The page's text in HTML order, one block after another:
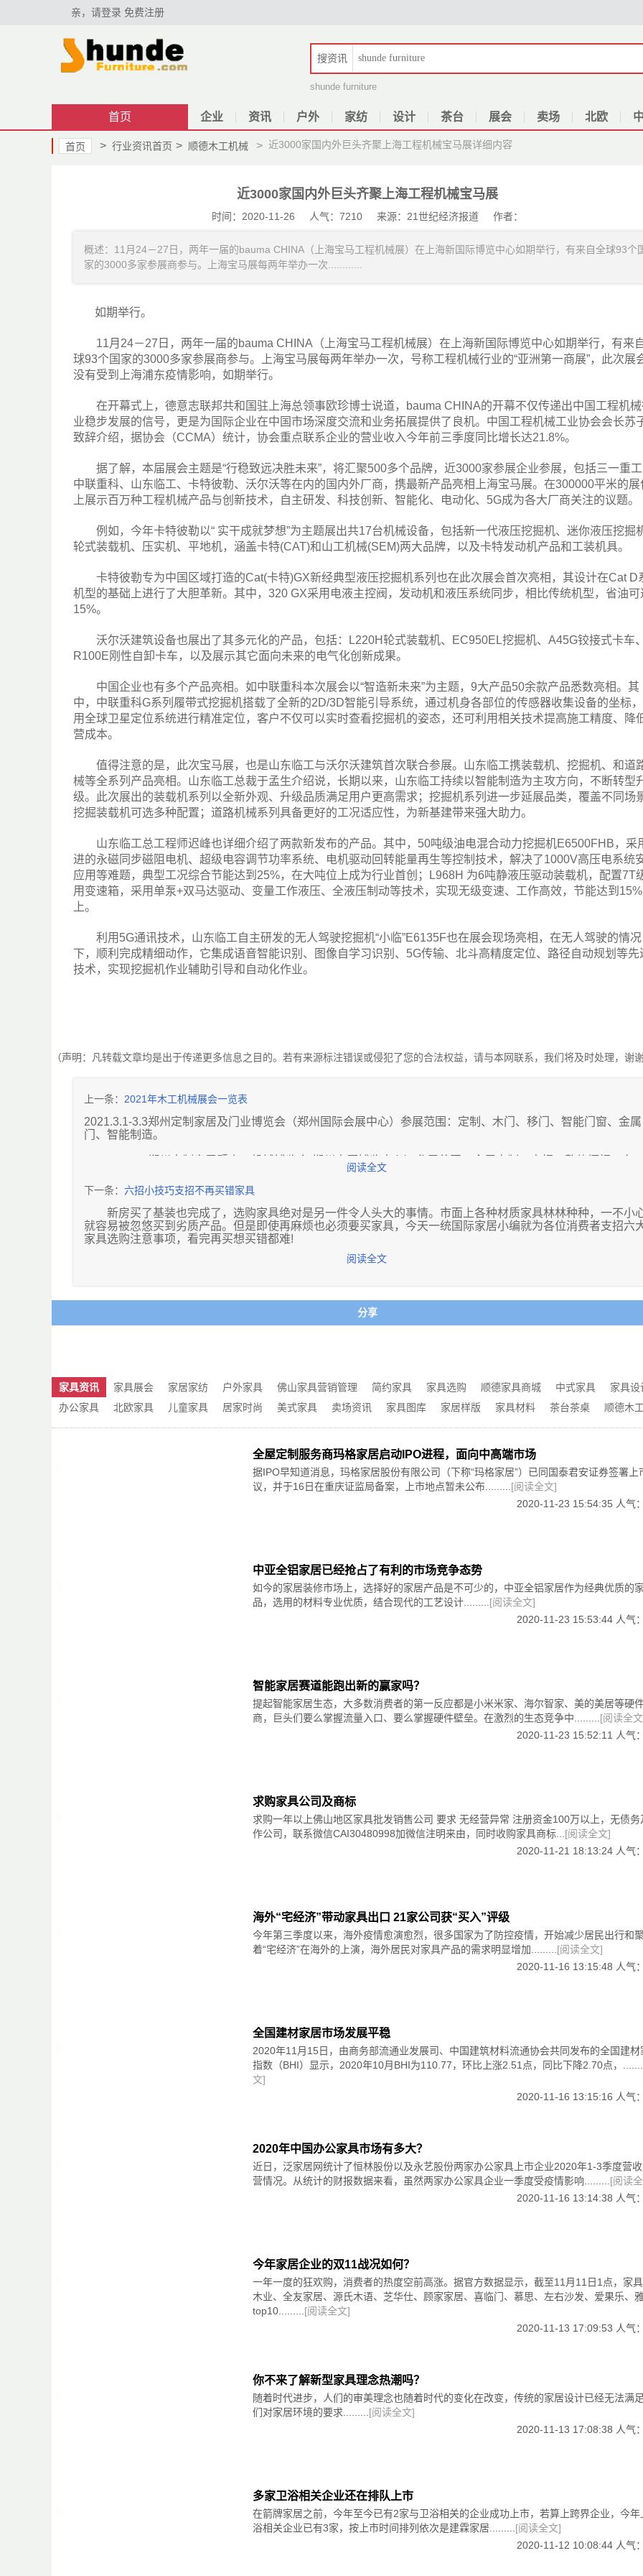
亲，请登录 免费注册
搜资讯
shunde furniture
首页 企业 资讯 户外 家纺 设计 茶台 展会 卖场 北欧
首页 > 行业资讯首页 > 顺德木工机械 > 近3000家国内外巨头齐聚上海工程机械宝马展详细内容
近3000家国内外巨头齐聚上海工程机械宝马展
时间：2020-11-26 人气：7210 来源：21世纪经济报道 作者：
概述：11月24－27日，两年一届的bauma CHINA（上海宝马工程机械展）在上海新国际博览中心如期举行，有来自全球93个
家的3000多家参展商参与。上海宝马展每两年举办一次............
如期举行。
11月24－27日，两年一届的bauma CHINA（上海宝马工程机械展）在上海新国际博览中心如期举行，有来
球93个国家的3000多家参展商参与。上海宝马展每两年举办一次，号称工程机械行业的“亚洲第一商展”，此次展
没有受到上海浦东疫情影响，如期举行。
在开幕式上，德意志联邦共和国驻上海总领事欧珍博士说道，bauma CHINA的开幕不仅传递出中国工程机
业稳步发展的信号，更是为国际企业在中国市场深度交流和业务拓展提供了良机。中国工程机械工业协会会长苏
致辞介绍，据协会（CCMA）统计，协会重点联系企业的营业收入今年前三季度同比增长达21.8%。
据了解，本届展会主题是“行稳致远决胜未来”，将汇聚500多个品牌，近3000家参展企业参展，包括三一重工
中联重科、山东临工、卡特彼勒、沃尔沃等在内的国内外厂商，携最新产品亮相上海宝马展。在300000平米的展
上展示百万种工程机械产品与创新技术，自主研发、科技创新、智能化、电动化、5G成为各大厂商关注的议题。
例如，今年卡特彼勒以“ 实干成就梦想”为主题展出共17台机械设备，包括新一代液压挖掘机、迷你液压挖掘
轮式装载机、压实机、平地机，涵盖卡特(CAT)和山工机械(SEM)两大品牌，以及卡特发动机产品和工装机具。
卡特彼勒专为中国区域打造的Cat(卡特)GX新经典型液压挖掘机系列也在此次展会首次亮相，其设计在Cat D
机型的基础上进行了大胆革新。其中，320 GX采用电液主控阀，发动机和液压系统同步，相比传统机型，省油可
15%。
沃尔沃建筑设备也展出了其多元化的产品，包括：L220H轮式装载机、EC950EL挖掘机、A45G铰接式卡车、
R100E刚性自卸卡车，以及展示其它面向未来的电气化创新成果。
中国企业也有多个产品亮相。如中联重科本次展会以“智造新未来”为主题，9大产品50余款产品悉数亮相。其
中，中联重科G系列履带式挖掘机搭载了全新的2D/3D智能引导系统，通过机身各部位的传感器收集设备的坐标，
用全球卫星定位系统进行精准定位，客户不仅可以实时查看挖掘机的姿态，还可利用相关技术提高施工精度、降
营成本。
值得注意的是，此次宝马展，也是山东临工与沃尔沃建筑首次联合参展。山东临工携装载机、挖掘机、和道
械等全系列产品亮相。山东临工总裁于孟生介绍说，长期以来，山东临工持续以智能制造为主攻方向，不断转型
级。此次展出的装载机系列以全新外观、升级品质满足用户更高需求；挖掘机系列进一步延展品类，覆盖不同场
挖掘装载机可选多种配置；道路机械系列具备更好的工况适应性，为新基建带来强大助力。
山东临工总工程师迟峰也详细介绍了两款新发布的产品。其中，50吨级油电混合动力挖掘机E6500FHB，采
进的永磁同步磁阻电机、超级电容调节功率系统、电机驱动回转能量再生等控制技术，解决了1000V高压电系统
应用等难题，典型工况综合节能达到25%，在大吨位上成为行业首创；L968H 为6吨静液压驱动装载机，配置7T
用变速箱，采用单泵+双马达驱动、变量工作液压、全液压制动等技术，实现无级变速、工作高效，节能达到15%
上。
利用5G通讯技术，山东临工自主研发的无人驾驶挖掘机“小临”E6135F也在展会现场亮相，在无人驾驶的情况
下，顺利完成精细动作，它集成语音智能识别、图像自学习识别、5G传输、北斗高精度定位、路径自动规划等先
技术，实现挖掘机作业辅助引导和自动化作业。
（声明：凡转载文章均是出于传递更多信息之目的。若有来源标注错误或侵犯了您的合法权益，请与本网联系，我们将及时处理，谢谢
上一条： 2021年木工机械展会一览表
2021.3.1-3.3郑州定制家居及门业博览会（郑州国际会展中心）参展范围：定制、木门、移门、智能门窗、金属
门、智能制造。
2021.3.7-3.9郑州定制家居暨木工机械博览会(郑州中原博览中心）参展范围：全屋定制、衣柜、整体橱柜、台
面、人造石台面、衣柜系统五金配件、木工机械及配料。
2021.3.13-3.16中国（北京）国际建筑装饰及材料博览会（北京中国国际展览中心.新馆）参展范围：集成顶墙及
全屋整装、全屋定制家具及装饰艺术玻璃、整体厨房及橱柜配材、厨电配材、木工机械、智能晾衣、自动门、
动门、智能门及门禁系统、特种门窗、驱动控制、装配式房屋、建筑遮阳、五金配件、设备类、新型建材。
2021.3.18-3.20山西建博会（中国“太原”煤炭交易中心）参展范围：装饰材料、全屋定制、装配式装修类、墙饰
材料、天花吊顶、厨卫用品、管材管件、灯饰照明、机械类、门业产品类、智能家居类。
定制家具与木门馆、高端入户与非门木门馆、智能家居、五金涂料、新材料、新技术、智能造机械设备馆。
2021.3.24-3.26上海建博会（上海国际会展中心）参展范围：机械配件、系统门窗、高端主材、智慧生活馆、设
家具、木工机械刀具配件等
2021.3.28-3.30第47届中国(广州)国际家具博览（广州琶洲.广交会展馆）参展范围：民用家具、饰品家纺、户外
制品、全屋定制、木线条、饰面板、木工机械、人造板设备、木化工辅料等。
2021.3.30-4.1第十届中国郑州家具展览会（郑州国际会展中心.郑东新区CBD1号）参展范围：家具展区、定制展
2021.3.28-3.30第十一届临沂国际木业产业博览会（临沂国际会展中心.沂河路166号）参展范围：材、板材、木
制品、全屋定制、木线条、饰面板、木工机械、人造板设备、木化工辅料等.
2021.4.5-4.7中国（安义）门窗幕墙暨定制家具博览会（安义建材门窗博览中心）参展范围：门窗系列、定制家
2021.4.15-4.17哈尔滨国际家具暨木工机械展览会（哈尔滨国际会展中心）参展范围：家居、门业，家具材料、
2021.4.15-4.17第二十一届中国（成都）建筑及装饰材料博览会（中国西部国际博览城）参展范围：门窗馆、卫
浴馆、墙面、吊顶、地材、软装馆、建筑新材料馆、活动论坛馆、装配式建筑园林馆、暖通馆、定制家居馆。
2021.4.24-4.26中国（江西）建材新产品博览会（南昌绿地国际博览中心）参展范围：整体厨房、智能家居、全
屋定制、卫陶展、地材、门窗、遮阳、软件系统、机械设备
2021.5.7-5.9第三届徐州家具展览会（徐州国际会展中心.淮海食品城）参展范围：成品家具、定制家具、木工机
械、原辅材料、家居饰品。2021.5.13-5.16第18届青岛国际家具展（青岛·红岛国际会议展览中心）参展范围：品
2021.5.13-5.16第18届青岛国际家具展（青岛·红岛国际会议展览中心）参展范围：品牌实木家具、软体沙发/寝
具、全屋定制家具、实木半成品家具、木工机械及智能制造、家具原辅材料及新材料、新工艺。
2021.5.22-5.24第九届内蒙古国际门业、定制家具及木工机械展览会（内蒙古会展中心）参展范围：门展区、全
屋定制、集成定制、智能家居展区、辅材展区、木工机械设备展区、五金门禁及涂料化工展区。
2021.5.22-5.24第九届内蒙古国际门业、定制家具及木工机械展览会（内蒙古会展中心）参展范围：门展区、全
屋定制、集成定制、智能家居展区、辅材展区、木工机械设备展区、五金门禁及涂料化工展区。2021.5.22-5.24
石家庄国际木工机械展览会（石家庄国际会展中心.正定新区）参展范围：全屋定制、家具、木工机械、刀具、
2021.5.28-5.30第四届中国（重庆）雅融建筑及装饰材料博览会（重庆新国际博览中心.悦来）参展范围：门窗、
定制家具、衣柜橱柜、智能家居、装饰材料、地铺材料、五金配件、油漆化工辅料、机械设备及软件、木材与板
2021.6.16-6.18第二届中国（义乌）定制家具博览会（义乌国际博览中心）参展范围：全屋定制、智能家居、地
材墙材、门窗及整木家装、装饰材料、木工机械。
2021.6.17-6.20第13届苏州家具展览会（苏州国际博览中心）参展范围：中式家具、成品家具、定制家具、软
家具、两厅家具、儿童家具、办公家具、户外家具、半成品/原辅料、智能家居、软装、灯具饰品、家居卖场、
料及配件、机械等。系统：系统门窗、铝合金门窗、入户门、门窗配件、快装墙板等。设计：高端定制与整装、
整木家装、墅装定制、高端墙体涂料等。
2021.8.18-8.20云南建博会（昆明滇池国际会展中心）参展范围：建筑材料、装饰材料、智慧建筑及装配式建筑
材料、门窗机配套照明及灯饰、全屋定制、智能家电机厨卫电器、地坪及防水、木工机械。
2021.8.20-8.22济南家具博览会（山东国际会展中心）参展范围：民用家具、办公家具、古典红木、定制家居、
2021.9.3-9.6第48届中国（上海）国际家具博览会（上海国际家具生产设备及木工机械展览会）.上海虹桥国际会
展中心 参展范围：定制与批量家具生产设备及工具、智能化机械及配件、刀具、机械配件及手动工具、民用家
2021.10.8-10.10中国国际五金展（上海新国际博览中心）参展范围：工具：手动工具、电动工具、气动工具、
保防护产品、磨具磨料及部（配）件、园林园艺工具及设备与附件，焊接、切割设备及附件，加工制造设备及
（配）件等。建筑五金、家具、门窗五金、建筑材料、紧固件、锁具、安防设备及配件。
阅读全文
下一条： 六招小技巧支招不再买错家具
新房买了基装也完成了，选购家具绝对是另一件令人头大的事情。市面上各种材质家具林林种种，一不小
就容易被忽悠买到劣质产品。但是即使再麻烦也必须要买家具，今天一统国际家居小编就为各位消费者支招六
家具选购注意事项，看完再买想买错都难!
流行的纸家具等。无论是哪一种材质的家具，首要保证的必须是健康。一统家居小编提示大家在购买家具的时
候，可以查看相关的质量检测报告书，确保自己购买的家具是健康环保的。
意。刺激性的气味越重，就可能是甲醛的含量较高。但是有一些家具即使味道不重，材质却依然不合格。所以
购买之前一定要要求商家出示相关的环保证书。
闻了气味之后你还需要仔细观察一下子油漆。油漆对人体的健康状况也是密切相关的。一统家具家居顾问表
示你可以用手摸上一摸，注意看油漆表面是否光滑、油漆是否起皱、有没有掉漆的情况等。一般正规厂家的家
具，在油漆方面都是做得非常考究的。
门锁开关等要检查一下灵不灵;如大柜应该装3个暗铰链，据一统家居了解有的只装2个就不行;该上3个镙丝
有的偷工减料，只上一个螺丝，用用就会掉。
用腻子封住的，要注意腻子有否鼓起来，如鼓起来说明不行，慢慢腻子会从里面掉出来。一统家居家居顾问表示
封边是否平整也是考察一个厂家重要因素，质量差的小厂家用人工封边，精密锯质量太差，板材封边有豁口，选
阅读全文
分享
家具资讯 家具展会 家居家纺 户外家具 佛山家具营销管理 简约家具 家具选购 顺德家具商城 中式家具
家具设
办公家具
北欧家具 儿童家具 居家时尚 美式家具 卖场资讯 家具图库 家居样版 家具材料 茶台茶桌 顺德木
全屋定制服务商玛格家居启动IPO进程，面向中高端市场
据IPO早知道消息，玛格家居股份有限公司（下称“玛格家居”）已同国泰君安证券签署上
议，并于16日在重庆证监局备案，上市地点暂未公布......... [阅读全文]
2020-11-23 15:54:35 人气
中亚全铝家居已经抢占了有利的市场竞争态势
如今的家居装修市场上，选择好的家居产品是不可少的，中亚全铝家居作为经典优质的
品，选用的材料专业优质，结合现代的工艺设计......... [阅读全文]
2020-11-23 15:53:44 人气
智能家居赛道能跑出新的赢家吗？
提起智能家居生态，大多数消费者的第一反应都是小米米家、海尔智家、美的美居等硬
商，巨头们要么掌握流量入口、要么掌握硬件壁垒。在激烈的生态竞争中......... [阅读全
2020-11-23 15:52:11 人气
求购家具公司及商标
求购一年以上佛山地区家具批发销售公司 要求 无经营异常 注册资金100万以上，无债务
作公司，联系微信CAI30480998加微信注明来由，同时收购家具商标... [阅读全文]
2020-11-21 18:13:24 人气
海外“宅经济”带动家具出口 21家公司获“买入”评级
今年第三季度以来，海外疫情愈演愈烈，很多国家为了防控疫情，开始减少居民出行和
着“宅经济”在海外的上演，海外居民对家具产品的需求明显增加......... [阅读全文]
2020-11-16 13:15:48 人气
全国建材家居市场发展平稳
2020年11月15日，由商务部流通业发展司、中国建筑材料流通协会共同发布的全国建材
指数（BHI）显示，2020年10月BHI为110.77，环比上涨2.51点，同比下降2.70点，.........
文]
2020-11-16 13:15:16 人气
2020年中国办公家具市场有多大？
近日，泛家居网统计了恒林股份以及永艺股份两家办公家具上市企业2020年1-3季度营
营情况。从统计的财报数据来看，虽然两家办公家具企业一季度受疫情影响......... [阅读
2020-11-16 13:14:38 人气
今年家居企业的双11战况如何？
一年一度的狂欢购，消费者的热度空前高涨。据官方数据显示，截至11月11日1点，家
木业、全友家居、源氏木语、芝华仕、顾家家居、喜临门、慕思、左右沙发、爱果乐、
top10......... [阅读全文]
2020-11-13 17:09:53 人气
你不来了解新型家具理念热潮吗？
随着时代进步，人们的审美理念也随着时代的变化在改变，传统的家居设计已经无法满
们对家居环境的要求......... [阅读全文]
2020-11-13 17:08:38 人气
多家卫浴相关企业还在排队上市
在箭牌家居之前，今年至今已有2家与卫浴相关的企业成功上市，若算上跨界企业，今年
浴相关企业已有3家，按上市时间排列依次是建霖家居......... [阅读全文]
2020-11-12 10:08:44 人气